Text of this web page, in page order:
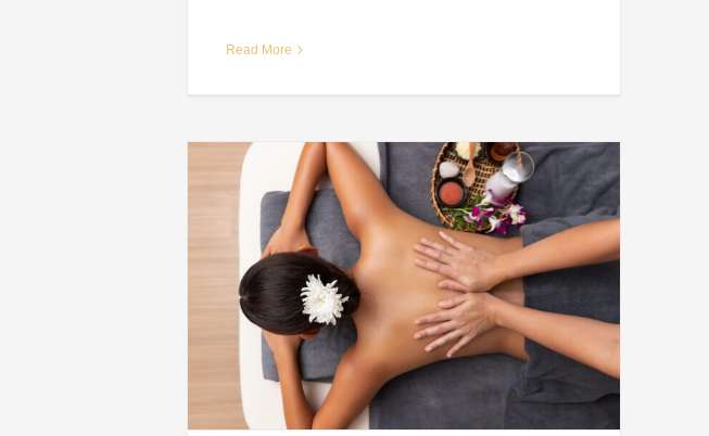
Read More